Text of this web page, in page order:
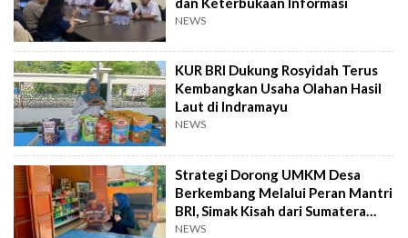
NEWS
KUR BRI Dukung Rosyidah Terus
Kembangkan Usaha Olahan Hasil
Laut di Indramayu
NEWS
Strategi Dorong UMKM Desa
Berkembang Melalui Peran Mantri
BRI, Simak Kisah dari Sumatera
Utara Ini
NEWS